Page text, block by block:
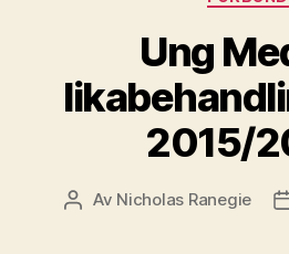
Ung
2015/
Inläggsförfattare
Av Nicholas Ranegie